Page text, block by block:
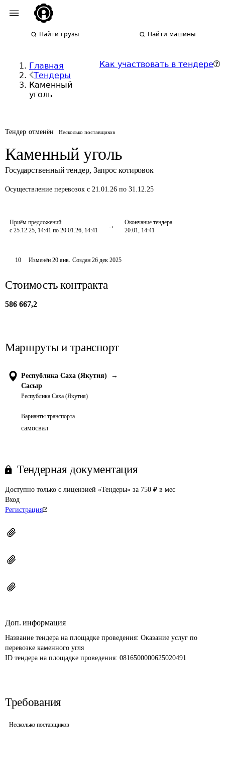
Найти грузы Найти машины
Главная
Тендеры
Каменный
уголь
Как участвовать в тендере
Тендер отменён Несколько поставщиков
Каменный уголь
Государственный тендер, Запрос котировок
Осуществление перевозок с 21.01.26 по 31.12.25
Приём предложений
с 25.12.25, 14:41 по 20.01.26, 14:41
Окончание тендера
20.01, 14:41
10 Изменён20 янв. Создан 26 дек 2025
Стоимость контракта
586 667,2
Маршруты и транспорт
Республика Саха (Якутия)
→
Сасыр
Республика Саха (Якутия)
Варианты транспорта
самосвал
Тендерная документация
Доступно только с лицензией «Тендеры» за 750 ₽ в мес
Вход
Регистрация
Доп. информация
Название тендера на площадке проведения: Оказание услуг по
перевозке каменного угля
ID тендера на площадке проведения: 0816500000625020491
Требования
Несколько поставщиков